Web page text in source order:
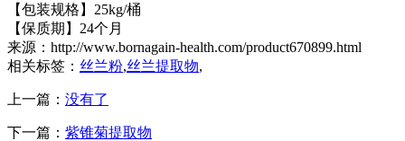
【包装规格】25kg/桶
【保质期】24个月
来源：http://www.bornagain-health.com/product670899.html
相关标签： 丝兰粉,丝兰提取物,
上一篇： 没有了
下一篇： 紫锥菊提取物